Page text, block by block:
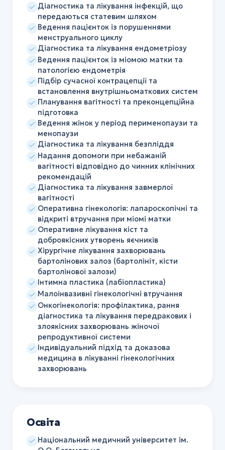
Діагностика та лікування інфекцій, що
передаються статевим шляхом
Ведення пацієнток із порушеннями
менструального циклу
Діагностика та лікування ендометріозу
Ведення пацієнток із міомою матки та
патологією ендометрія
Підбір сучасної контрацепції та
встановлення внутрішньоматкових систем
Планування вагітності та преконцепційна
підготовка
Ведення жінок у період перименопаузи та
менопаузи
Діагностика та лікування безпліддя
Надання допомоги при небажаній
вагітності відповідно до чинних клінічних
рекомендацій
Діагностика та лікування завмерлої
вагітності
Оперативна гінекологія: лапароскопічні та
відкриті втручання при міомі матки
Оперативне лікування кіст та
доброякісних утворень яєчників
Хірургічне лікування захворювань
бартолінових залоз (бартолініт, кісти
бартолінової залози)
Інтимна пластика (лабіопластика)
Малоінвазивні гінекологічні втручання
Онкогінекологія: профілактика, рання
діагностика та лікування передракових і
злоякісних захворювань жіночої
репродуктивної системи
Індивідуальний підхід та доказова
медицина в лікуванні гінекологічних
захворювань
Освіта
Національний медичний університет ім.